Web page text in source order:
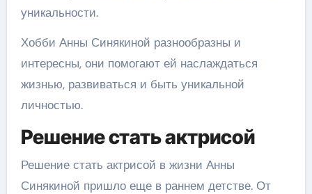
уникальности.
Хобби Анны Синякиной разнообразны и
интересны, они помогают ей наслаждаться
жизнью, развиваться и быть уникальной
личностью.
Решение стать актрисой
Решение стать актрисой в жизни Анны
Синякиной пришло еще в раннем детстве. От